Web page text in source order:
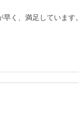
く、満足しています。